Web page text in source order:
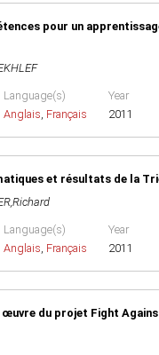
pour un
Language(s)
Anglais, Français
Year
2011
et résultats de la
Language(s)
Anglais, Français
Year
2011
œuvre du projet Fight